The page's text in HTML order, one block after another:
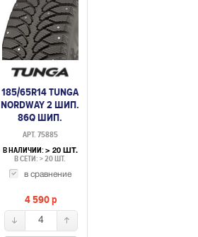
185/65R14 TUNGA
NORDWAY 2 ШИП.
86Q ШИП.
АРТ. 75885
В НАЛИЧИИ: > 20 ШТ.
В СЕТИ: > 20 ШТ.
в сравнение
4 590p
4